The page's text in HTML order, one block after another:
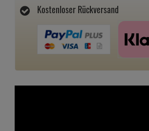
Kostenloser Rückversand